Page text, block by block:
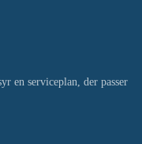
en serviceplan, der passer